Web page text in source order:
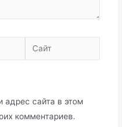
Сайт
адрес сайта в этом
комментариев.